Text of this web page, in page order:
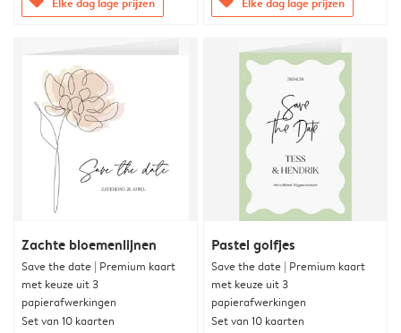
Zachte bloemenlijnen
Save the date | Premium kaart
met keuze uit 3
papierafwerkingen
Set van 10 kaarten
Pastel golfjes
Save the date | Premium kaart
met keuze uit 3
papierafwerkingen
Set van 10 kaarten